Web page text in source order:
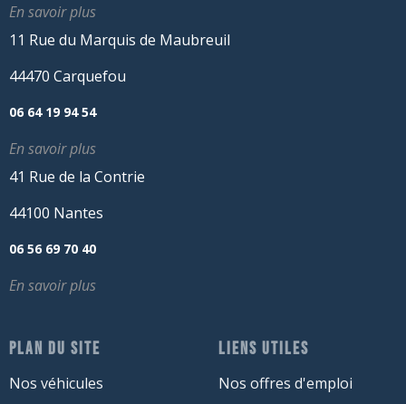
En savoir plus
11 Rue du Marquis de Maubreuil
44470 Carquefou
06 64 19 94 54
En savoir plus
41 Rue de la Contrie
44100 Nantes
06 56 69 70 40
En savoir plus
PLAN DU SITE
Nos véhicules
LIENS UTILES
Nos offres d'emploi